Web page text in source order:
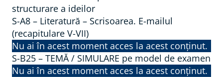
structurare a ideilor
S-A8 – Literatură – Scrisoarea. E-mailul
(recapitulare V-VII)
Nu ai în acest moment acces la acest conținut.
S-B25 – TEMĂ / SIMULARE pe model de examen
Nu ai în acest moment acces la acest conținut.